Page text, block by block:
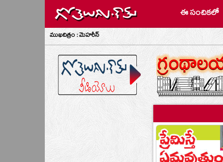
ఈ సంచికలో
ముఖచిత్రం : మెహరీన్‌